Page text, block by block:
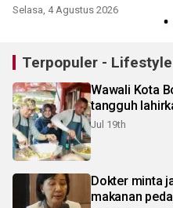
Selasa, 4 Agustus 2026
Terpopuler - Lifestyle
Wawali Kota
tangguh
Jul 19th
Dokter minta
makanan